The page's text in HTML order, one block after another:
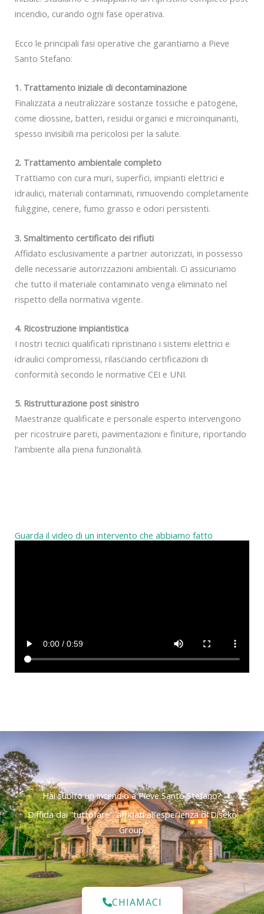
incendio, curando ogni fase operativa.
Ecco le principali fasi operative che garantiamo a Pieve
Santo Stefano:
1. Trattamento iniziale di decontaminazione
Finalizzata a neutralizzare sostanze tossiche e patogene,
come diossine, batteri, residui organici e microinquinanti,
spesso invisibili ma pericolosi per la salute.
2. Trattamento ambientale completo
Trattiamo con cura muri, superfici, impianti elettrici e
idraulici, materiali contaminati, rimuovendo completamente
fuliggine, cenere, fumo grasso e odori persistenti.
3. Smaltimento certificato dei rifiuti
Affidato esclusivamente a partner autorizzati, in possesso
delle necessarie autorizzazioni ambientali. Ci assicuriamo
che tutto il materiale contaminato venga eliminato nel
rispetto della normativa vigente.
4. Ricostruzione impiantistica
I nostri tecnici qualificati ripristinano i sistemi elettrici e
idraulici compromessi, rilasciando certificazioni di
conformità secondo le normative CEI e UNI.
5. Ristrutturazione post sinistro
Maestranze qualificate e personale esperto intervengono
per ricostruire pareti, pavimentazioni e finiture, riportando
l’ambiente alla piena funzionalità.
Guarda il video di un intervento che abbiamo fatto
Hai subìto un incendio a Pieve Santo Stefano?
Diffida dai “tuttofare”: affidati all’esperienza di Diseko
Group.
CHIAMACI